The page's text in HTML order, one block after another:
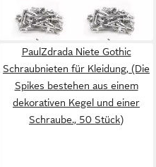
5,99 €
in 2-3 Werktagen bei dir
PaulZdrada Niete Gothic
Schraubnieten für Kleidung, (Die
Spikes bestehen aus einem
dekorativen Kegel und einer
Schraube., 50 Stück)